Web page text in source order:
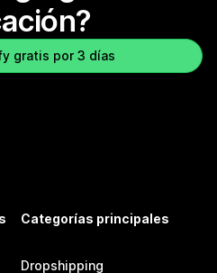
gratis por 3 días
Categorías principales
Dropshipping